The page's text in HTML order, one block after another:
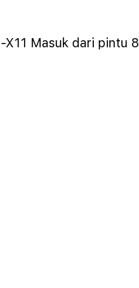
X11 Masuk dari pintu 8